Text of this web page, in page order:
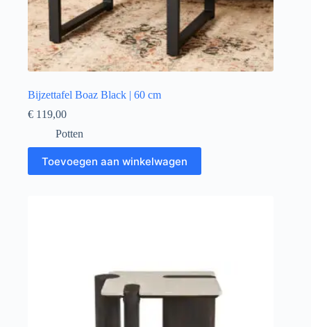
Bijzettafel Boaz Black | 60 cm
€ 119,00
Potten
Toevoegen aan winkelwagen